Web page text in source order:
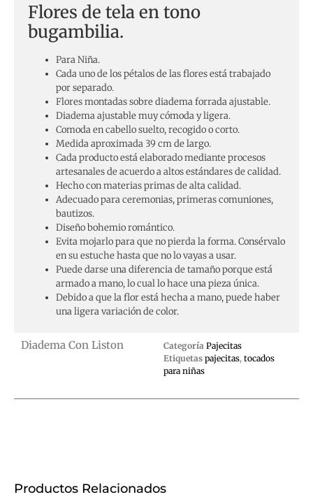
Flores de tela en tono
bugambilia.
Para Niña.
Cada uno de los pétalos de las flores está trabajado
por separado.
Flores montadas sobre diadema forrada ajustable.
Diadema ajustable muy cómoda y ligera.
Comoda en cabello suelto, recogido o corto.
Medida aproximada 39 cm de largo.
Cada producto está elaborado mediante procesos
artesanales de acuerdo a altos estándares de calidad.
Hecho con materias primas de alta calidad.
Adecuado para ceremonias, primeras comuniones,
bautizos.
Diseño bohemio romántico.
Evita mojarlo para que no pierda la forma. Consérvalo
en su estuche hasta que no lo vayas a usar.
Puede darse una diferencia de tamaño porque está
armado a mano, lo cual lo hace una pieza única.
Debido a que la flor está hecha a mano, puede haber
una ligera variación de color.
Diadema Con Liston Categoría Pajecitas
Etiquetas pajecitas, tocados
para niñas
Productos Relacionados